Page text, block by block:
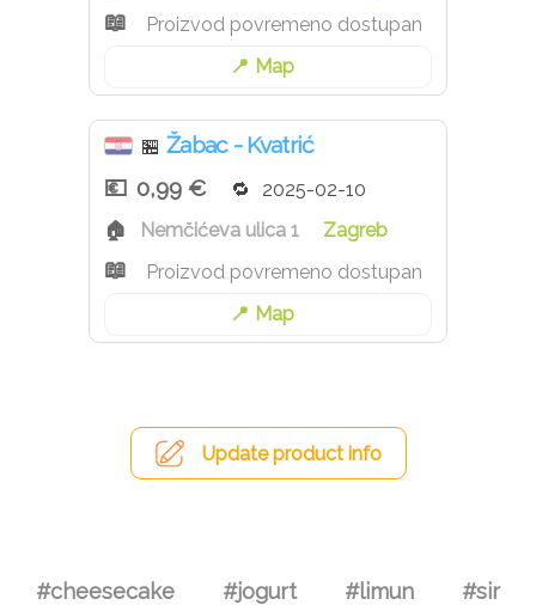
Proizvod povremeno dostupan
Map
🏪 Žabac - Kvatrić
0,99 €
2025-02-10
Nemčićeva ulica 1
Zagreb
Proizvod povremeno dostupan
Map
Update product info
#cheesecake #jogurt #limun #sir